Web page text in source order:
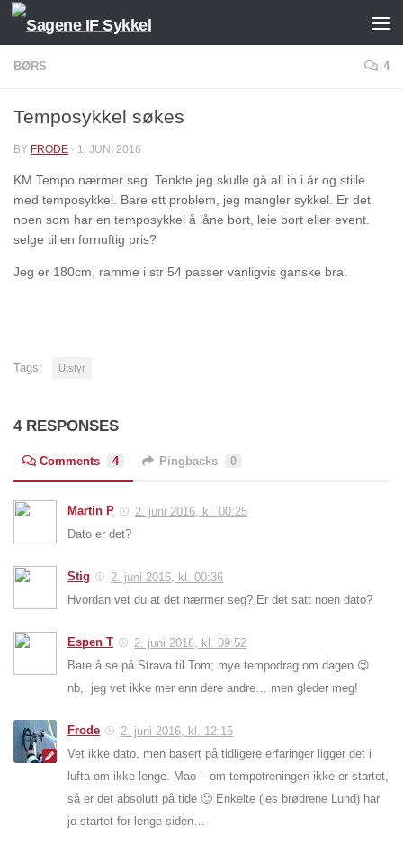
Skip to content
BØRS 4
Temposykkel søkes
BY FRODE · 1. JUNI 2016
KM Tempo nærmer seg. Tenkte jeg skulle gå all in i år og stille
med temposykkel. Bare ett problem, jeg mangler sykkel. Er det
noen som har en temposykkel å låne bort, leie bort eller event.
selge til en fornuftig pris?
Jeg er 180cm, ramme i str 54 passer vanligvis ganske bra.
Tags: Utstyr
4 RESPONSES
Comments 4 Pingbacks 0
Martin P
2. juni 2016, kl. 00:25
Dato er det?
Stig
2. juni 2016, kl. 00:36
Hvordan vet du at det nærmer seg? Er det satt noen dato?
Espen T
2. juni 2016, kl. 09:52
Bare å se på Strava til Tom; mye tempodrag om dagen 😉
nb,. jeg vet ikke mer enn dere andre… men gleder meg!
Frode
2. juni 2016, kl. 12:15
Vet ikke dato, men basert på tidligere erfaringer ligger det i
lufta om ikke lenge. Mao – om tempotreningen ikke er startet,
så er det absolutt på tide 🙂 Enkelte (les brødrene Lund) har
jo startet for lenge siden…